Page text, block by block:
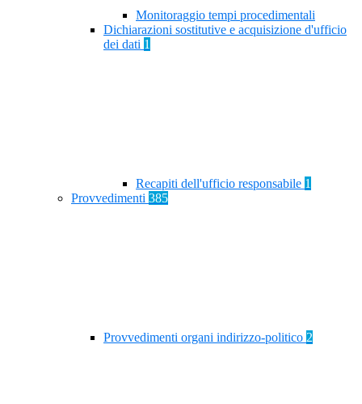
Monitoraggio tempi procedimentali
Dichiarazioni sostitutive e acquisizione d'ufficio
dei dati 1
Recapiti dell'ufficio responsabile 1
Provvedimenti 385
Provvedimenti organi indirizzo-politico 2